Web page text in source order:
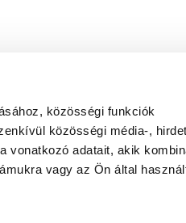
közösségi funkciók
közösségi média-,
vonatkozó adatait, akik
vagy az Ön által